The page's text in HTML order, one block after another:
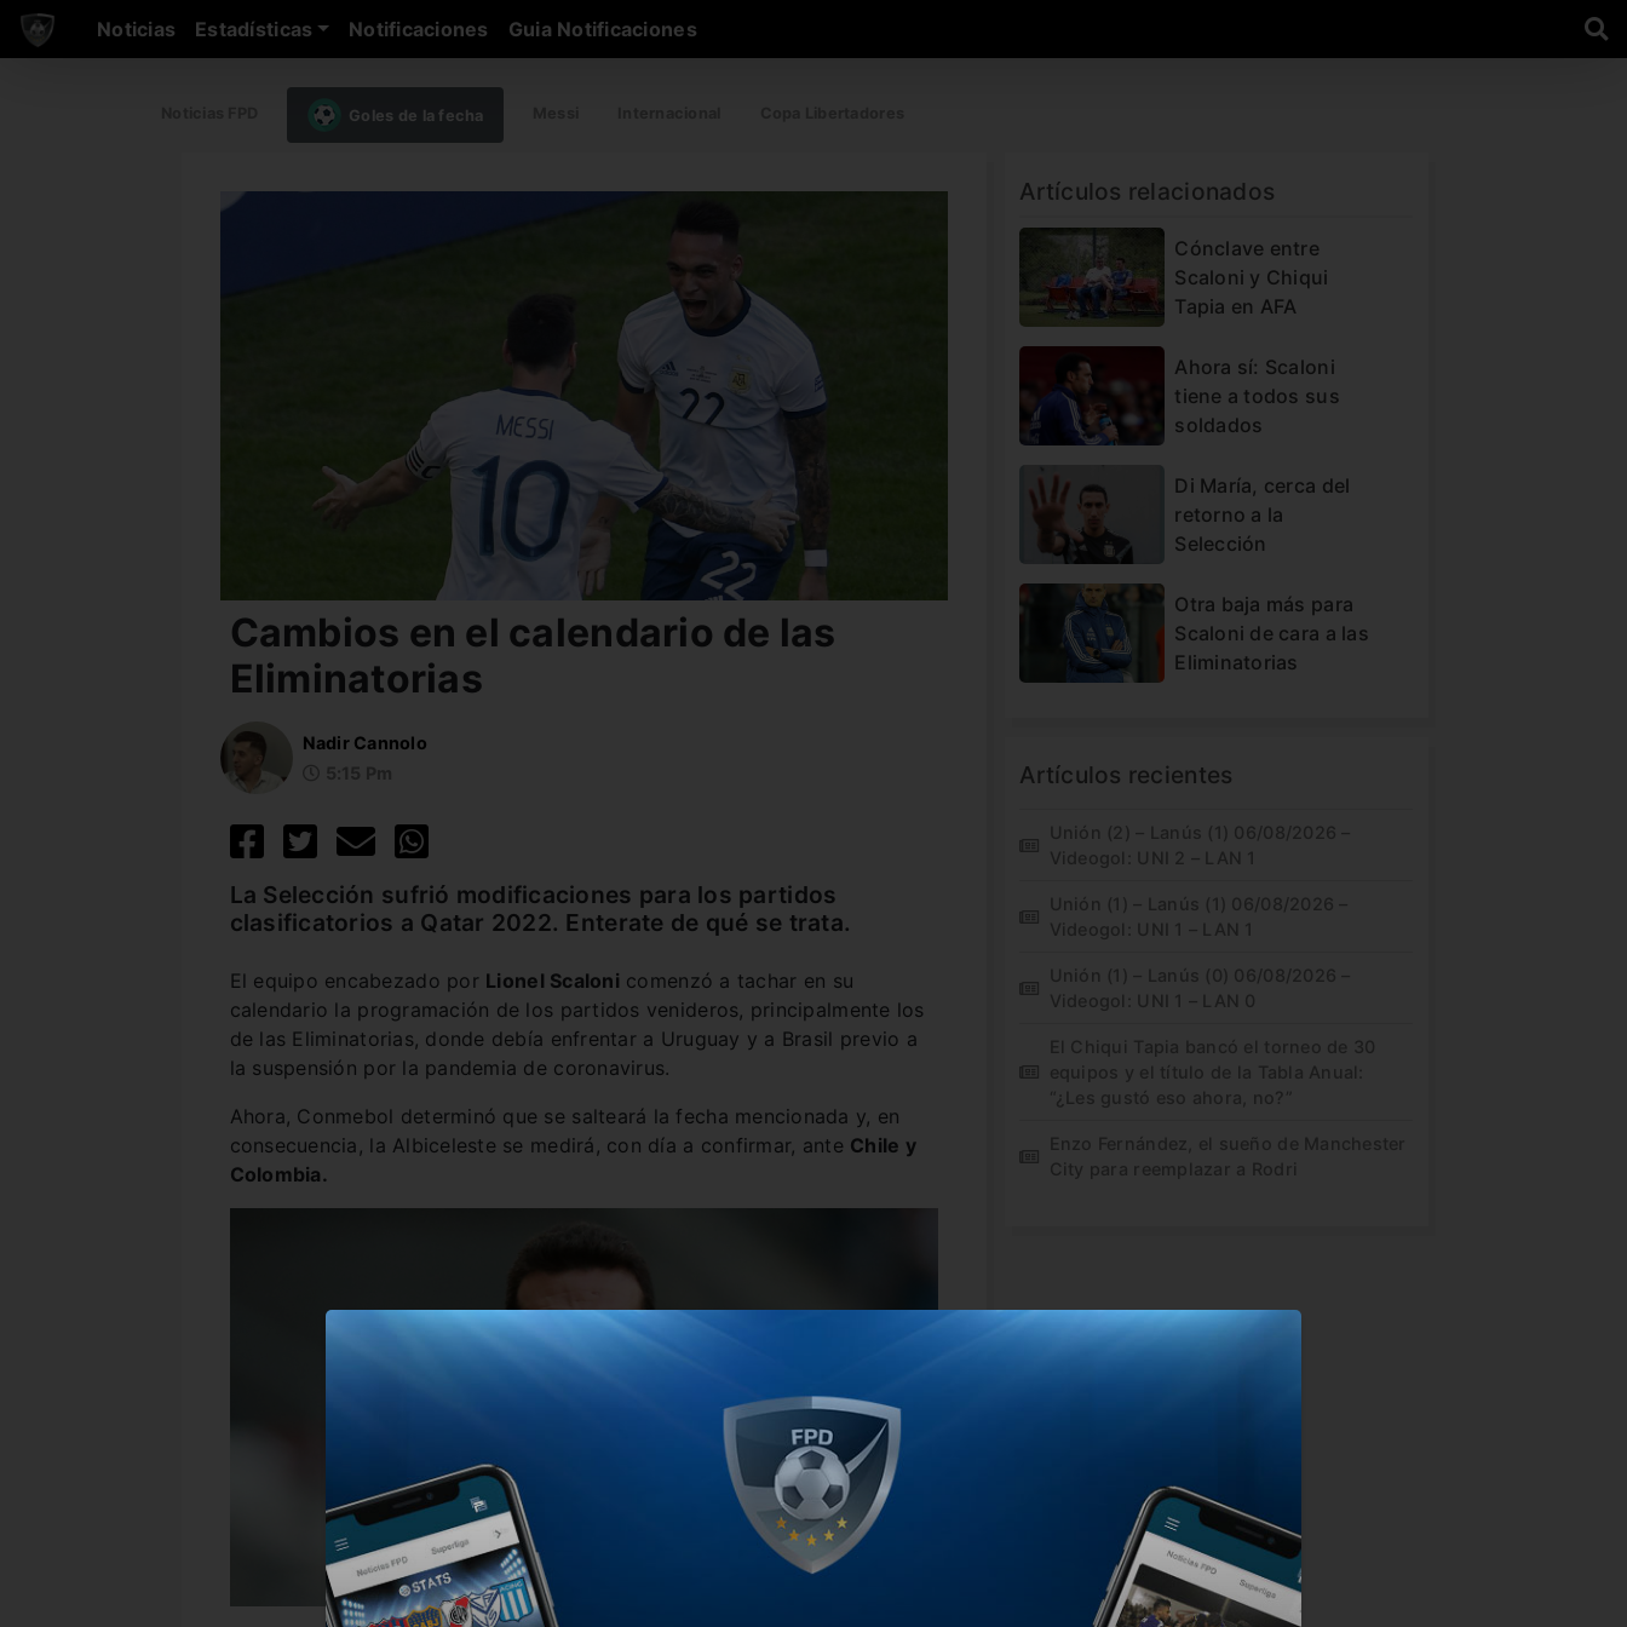
Noticias Estadísticas Notificaciones Guia Notificaciones
Goles de la fecha
Cambios en el calendario de las
Eliminatorias
Nadir Cannolo
La Selección sufrió modificaciones para los partidos
clasificatorios a Qatar 2022. Enterate de qué se trata.
El equipo encabezado por Lionel Scaloni comenzó a tachar en su
calendario la programación de los partidos venideros, principalmente los
de las Eliminatorias, donde debía enfrentar a Uruguay y a Brasil previo a
la suspensión por la pandemia de coronavirus.
Ahora, Conmebol determinó que se salteará la fecha mencionada y, en
consecuencia, la Albiceleste se medirá, con día a confirmar, ante Chile y
Colombia.
Artículos relacionados
Cónclave entre
Scaloni y Chiqui
Tapia en AFA
Ahora sí: Scaloni
tiene a todos sus
soldados
Di María, cerca del
retorno a la
Selección
Otra baja más para
Scaloni de cara a las
Eliminatorias
Artículos recientes
Unión (2) – Lanús (1) 06/08/2026 –
Videogol: UNI 2 – LAN 1
Unión (1) – Lanús (1) 06/08/2026 –
Videogol: UNI 1 – LAN 1
Unión (1) – Lanús (0) 06/08/2026 –
Videogol: UNI 1 – LAN 0
El Chiqui Tapia bancó el torneo de 30
equipos y el título de la Tabla Anual:
“¿Les gustó eso ahora, no?”
Enzo Fernández, el sueño de Manchester
City para reemplazar a Rodri